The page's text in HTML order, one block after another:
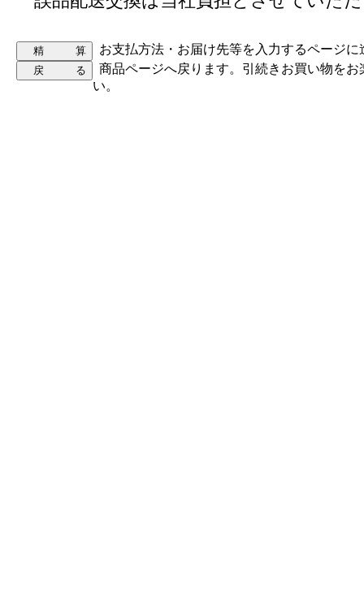
お支払方法・お届け先等を入力するページに
商品ページへ戻ります。引続きお買い物をお
い。